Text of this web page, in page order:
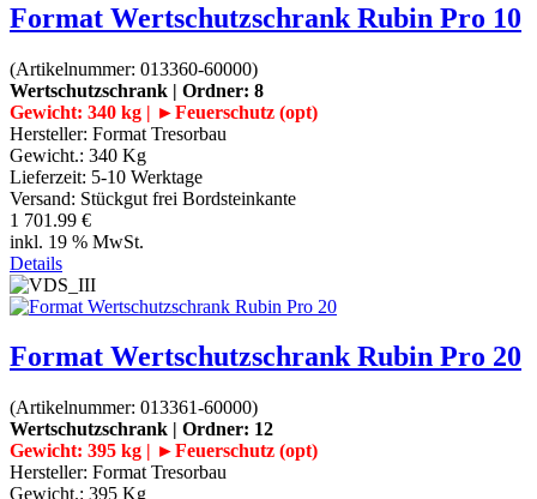
Format Wertschutzschrank Rubin Pro 10
(Artikelnummer: 013360-60000)
Wertschutzschrank | Ordner: 8
Gewicht: 340 kg | ►Feuerschutz (opt)
Hersteller: Format Tresorbau
Gewicht.: 340 Kg
Lieferzeit: 5-10 Werktage
Versand: Stückgut frei Bordsteinkante
1 701.99 €
inkl. 19 % MwSt.
Details
Format Wertschutzschrank Rubin Pro 20
(Artikelnummer: 013361-60000)
Wertschutzschrank | Ordner: 12
Gewicht: 395 kg | ►Feuerschutz (opt)
Hersteller: Format Tresorbau
Gewicht.: 395 Kg